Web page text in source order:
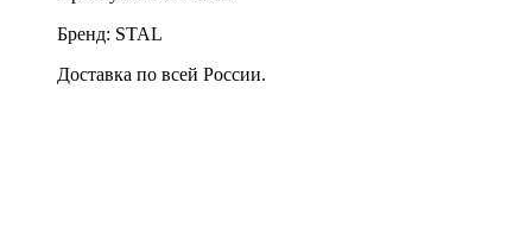
Бренд: STAL
Доставка по всей России.